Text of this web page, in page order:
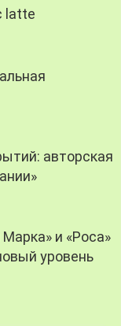
latte
авторская
и «Роса»
уровень